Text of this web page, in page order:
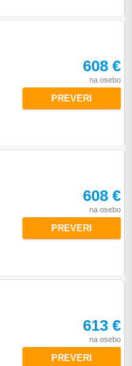
608 €
na osebo
PREVERI
608 €
na osebo
PREVERI
613 €
na osebo
PREVERI